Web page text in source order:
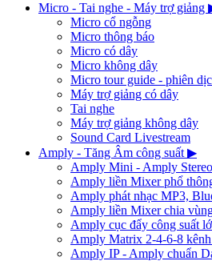
Micro - Tai nghe - Máy trợ giảng
Micro cổ ngỗng
Micro thông báo
Micro có dây
Micro không dây
Micro tour guide - phiên
Máy trợ giảng có dây
Tai nghe
Máy trợ giảng không dây
Sound Card Livestream
Amply - Tăng Âm công suất ▶
Amply Mini - Amply Stereo
Amply liền Mixer phổ
Amply phát nhạc MP3,
Amply liền Mixer chia
Amply cục đẩy công suất
Amply Matrix 2-4-6-8
Amply IP - Amply chuẩn